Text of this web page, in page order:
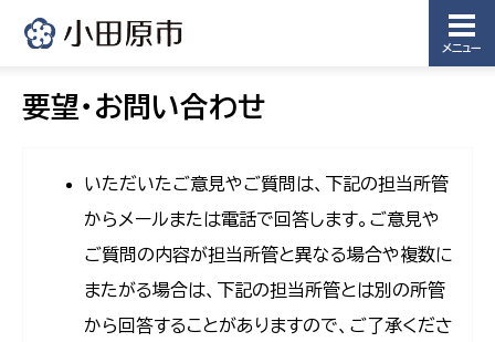
メニュー
要望・お問い合わせ
いただいたご意見やご質問は、下記の担当所管
からメールまたは電話で回答します。ご意見や
ご質問の内容が担当所管と異なる場合や複数に
またがる場合は、下記の担当所管とは別の所管
から回答することがありますので、ご了承くださ